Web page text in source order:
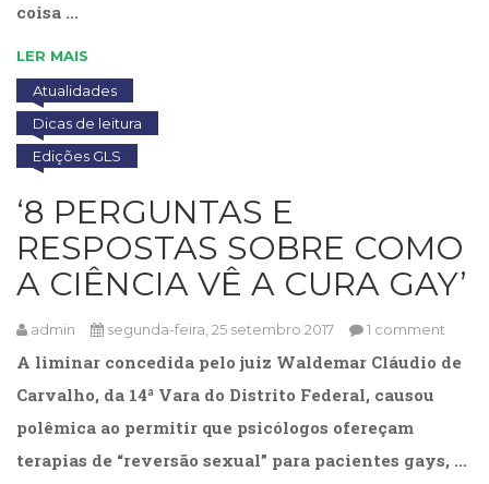
Criatividade
Culinária,
Alimentação
(14)
Economia,
Negócios
Educação
Educação
Especial
Fisioterapia
Fonoaudiologia
(54)
Gestalt-
(93)
coisa …
LER MAIS
Atualidades
Dicas de leitura
Edições GLS
‘8 PERGUNTAS E
RESPOSTAS SOBRE COMO
A CIÊNCIA VÊ A CURA GAY’
admin segunda-feira, 25 setembro 2017 1 comment
A liminar concedida pelo juiz Waldemar Cláudio de
Carvalho, da 14ª Vara do Distrito Federal, causou
polêmica ao permitir que psicólogos ofereçam
terapias de “reversão sexual” para pacientes gays, …